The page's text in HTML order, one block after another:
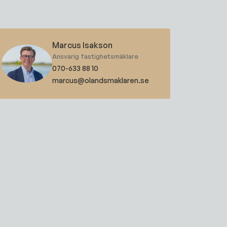
Marcus Isakson
Ansvarig fastighetsmäklare
070-633 88 10
marcus@olandsmaklaren.se